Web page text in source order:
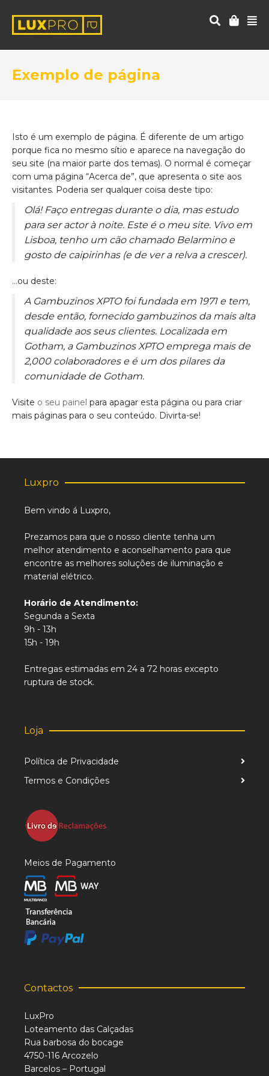
Exemplo de página
Isto é um exemplo de página. É diferente de um artigo
porque fica no mesmo sítio e aparece na navegação do
seu site (na maior parte dos temas). O normal é começar
com uma página “Acerca de”, que apresenta o site aos
visitantes. Poderia ser qualquer coisa deste tipo:
Olá! Faço entregas durante o dia, mas estudo
para ser actor à noite. Este é o meu site. Vivo em
Lisboa, tenho um cão chamado Belarmino e
gosto de caipirinhas (e de ver a relva a crescer).
…ou deste:
A Gambuzinos XPTO foi fundada em 1971 e tem,
desde então, fornecido gambuzinos da mais alta
qualidade aos seus clientes. Localizada em
Gotham, a Gambuzinos XPTO emprega mais de
2,000 colaboradores e é um dos pilares da
comunidade de Gotham.
Visite o seu painel para apagar esta página ou para criar
mais páginas para o seu conteúdo. Divirta-se!
Luxpro
Bem vindo á Luxpro,
Prezamos para que o nosso cliente tenha um
melhor atendimento e aconselhamento para que
encontre as melhores soluções de iluminação e
material elétrico.
Horário de Atendimento:
Segunda a Sexta
9h - 13h
15h - 19h
Entregas estimadas em 24 a 72 horas excepto
ruptura de stock.
Loja
Política de Privacidade
Termos e Condições
Meios de Pagamento
Contactos
LuxPro
Loteamento das Calçadas
Rua barbosa do bocage
4750-116 Arcozelo
Barcelos – Portugal